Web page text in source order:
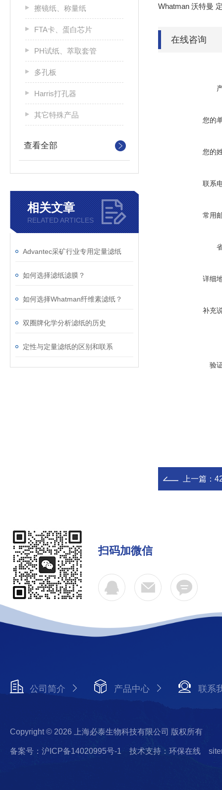
擦镜纸、称量纸
FTA卡、蛋白芯片
PH试纸、萃取套管
多孔板
Harris打孔器
其它特殊产品
查看全部
相关文章
RELATED ARTICLES
Advantec采矿行业专用定量滤纸
如何选择滤纸滤膜？
如何选择Whatman纤维素滤纸？
双圈牌化学分析滤纸的历史
定性与定量滤纸的区别和联系
Whatman 沃特曼
在线咨询
您的
您的
联系
常用
详细
补充
验
上一篇：
扫码加微信
公司简介 产品中心 联系
Copyright © 2026 上海必泰生物科技有限公司 版权所有
备案号：沪ICP备14020995号-1 技术支持：环保在线